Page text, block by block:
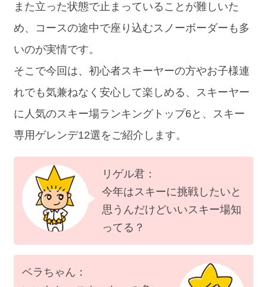
また立った状態で止まっていることが難しいた
め、コースの途中で座り込むスノーボーダーも多
いのが実情です。
そこで今回は、初心者スキーヤーの方やお子様連
れでも気兼ねなく安心して楽しめる、スキーヤー
に人気のスキー場ランキングトップ6と、スキー
専用ゲレンデ12選をご紹介します。
リゲル君：
今年はスキーに挑戦したいと
思うんだけどいいスキー場知
ってる？
ベラちゃん：